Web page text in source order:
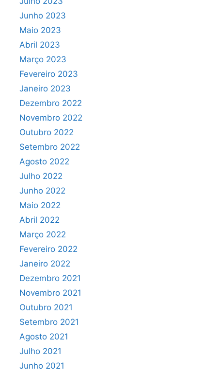
Junho 2023
Maio 2023
Abril 2023
Março 2023
Fevereiro 2023
Janeiro 2023
Dezembro 2022
Novembro 2022
Outubro 2022
Setembro 2022
Agosto 2022
Julho 2022
Junho 2022
Maio 2022
Abril 2022
Março 2022
Fevereiro 2022
Janeiro 2022
Dezembro 2021
Novembro 2021
Outubro 2021
Setembro 2021
Agosto 2021
Julho 2021
Junho 2021